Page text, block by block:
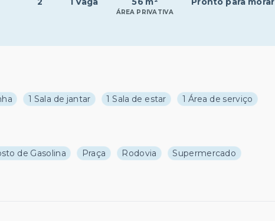
ÁREA PRIVATIVA
1 Sala de jantar 1 Sala de estar 1 Área de serviço
de Gasolina Praça Rodovia
Supermercado